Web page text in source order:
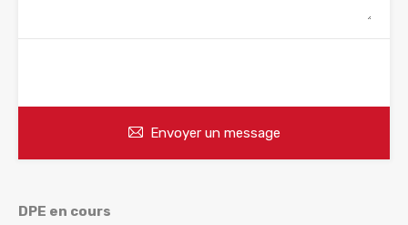
Envoyer un message
DPE en cours